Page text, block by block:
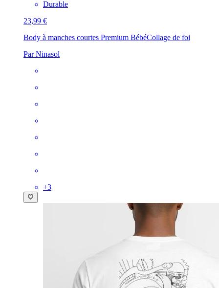
Durable
23,99 €
Body à manches courtes Premium BébéCollage de foi
Par Ninasol
+3